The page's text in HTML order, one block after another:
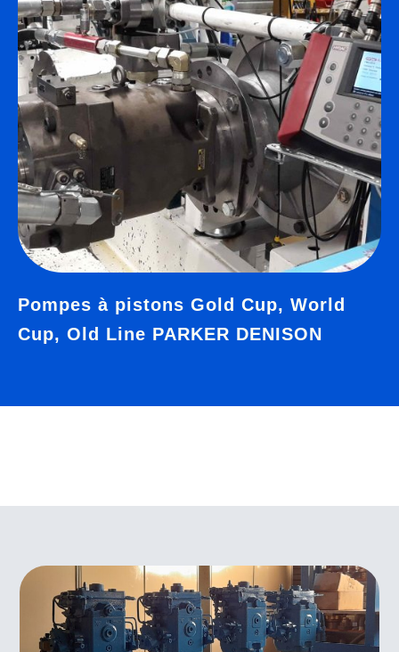
Pompes à pistons Gold Cup, World
Cup, Old Line PARKER DENISON